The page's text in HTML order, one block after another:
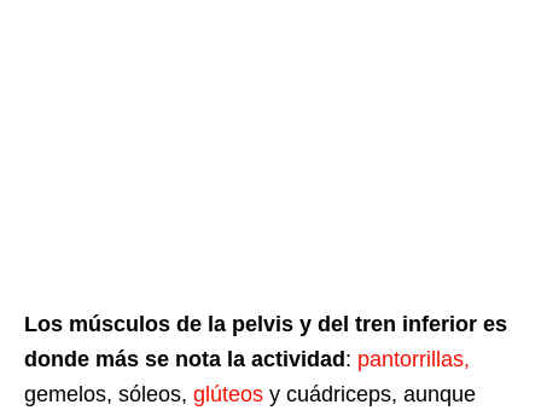
Los músculos de la pelvis y del tren inferior es
donde más se nota la actividad : pantorrillas,
gemelos, sóleos, glúteos y cuádriceps, aunque